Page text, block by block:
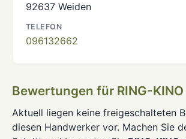
92637 Weiden
TELEFON
096132662
Bewertungen für RING-KINO
Aktuell liegen keine freigeschalteten
diesen Handwerker vor. Machen Sie